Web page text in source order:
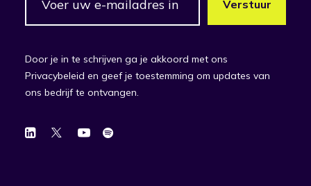
Door je in te schrijven ga je akkoord met ons
Privacybeleid en geef je toestemming om updates van
ons bedrijf te ontvangen.